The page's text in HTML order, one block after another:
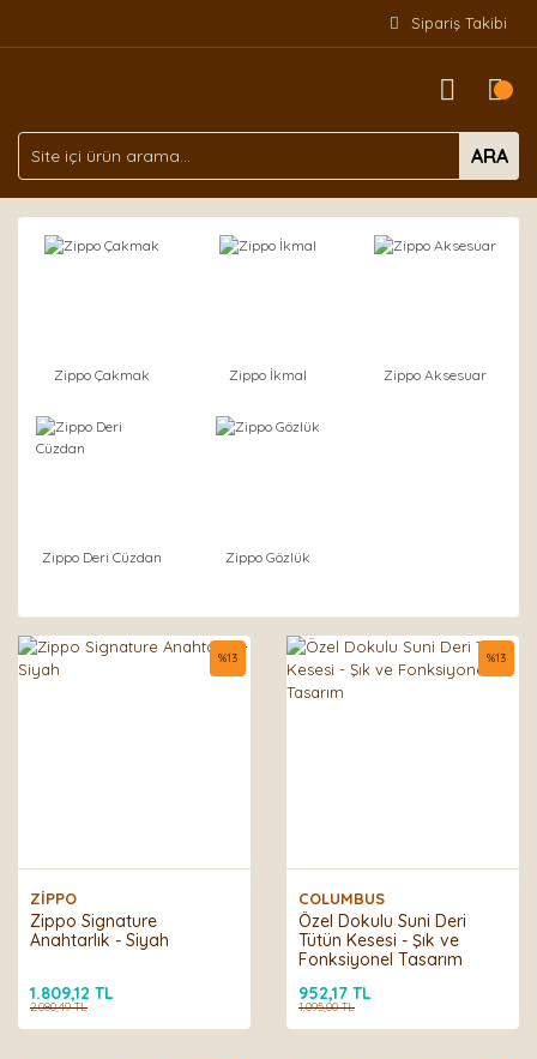
Sipariş Takibi
ARA
Zippo Çakmak Zippo İkmal Zippo Aksesuar
Zippo Deri Cüzdan Zippo Gözlük
ZİPPO
Zippo Signature
Anahtarlık - Siyah
%13
1.809,12 TL
2.080,49 TL
COLUMBUS
Özel Dokulu Suni Deri
Tütün Kesesi - Şık ve
Fonksiyonel Tasarım
%13
952,17 TL
1.095,00 TL